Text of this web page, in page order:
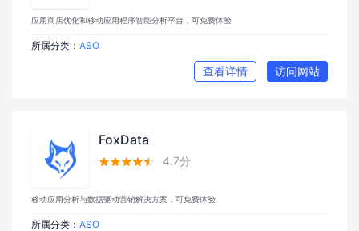
应用商店优化和移动应用程序智能分析平台，可免费体验
所属分类： ASO
查看详情 访问网站
FoxData
 4.7分
移动应用分析与数据驱动营销解决方案，可免费体验
所属分类： ASO